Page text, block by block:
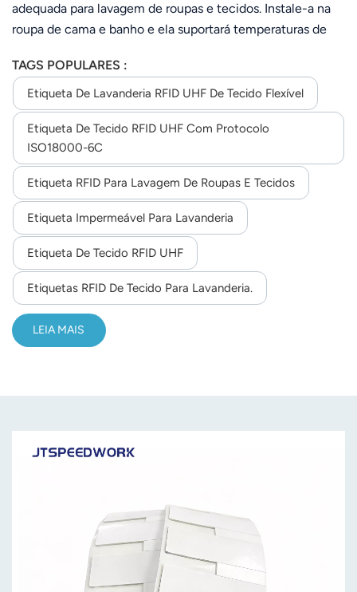
adequada para lavagem de roupas e tecidos. Instale-a na
roupa de cama e banho e ela suportará temperaturas de
lavagens industriais.A etiqueta passou no teste de
consistência, bem como nos testes de gravação regionais
EPC e do usuário antes de sair da fábrica. A etiqueta
apresenta excelente confiabilidade e consistência de
desempenho. 1) Lavagem: 90 graus, 15 minutos, 200
vezes2) Pré-secagem no conversor: 180 graus, 30
minutos, 200 vezes3) Passar a ferro: 180 graus, 10
segundos, 200 vezes4) Esterilização em alta temperatura:
135 graus,20 minutos
TAGS POPULARES :
Etiqueta De Lavanderia RFID UHF De Tecido Flexível
Etiqueta De Tecido RFID UHF Com Protocolo
ISO18000-6C
Etiqueta RFID Para Lavagem De Roupas E Tecidos
Etiqueta Impermeável Para Lavanderia
Etiqueta De Tecido RFID UHF
Etiquetas RFID De Tecido Para Lavanderia.
LEIA MAIS